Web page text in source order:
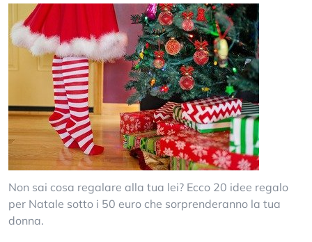
Non sai cosa regalare alla tua lei? Ecco 20 idee regalo
per Natale sotto i 50 euro che sorprenderanno la tua
donna.